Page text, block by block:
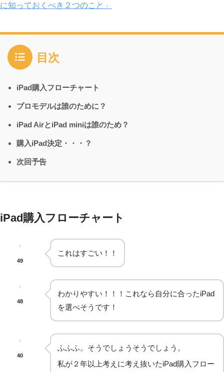
に知っておくべき２つのこと」
目次
iPad購入フローチャート
プロモデルは誰のために？
iPad AirとiPad miniは誰のため？
購入iPad決定・・・？
次回予告
iPad購入フローチャート
49
これはすごい！！
48
わかりやすい！！！これなら自分に合ったiPad
を選べそうです！
40
ふふふ。そうでしょうそうでしょう。
私が２年以上考えに考え抜いたiPad購入フロー